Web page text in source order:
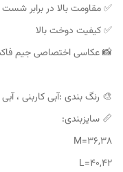
✅ مقاومت بالا در برابر
✅ کیفیت دوخت بالا
📸 عکاسی اختصاصی جیم
🎨 رنگ بندی :آبی کاربنی ،
📏 سایزبندی:
M=36,38
L=40,42